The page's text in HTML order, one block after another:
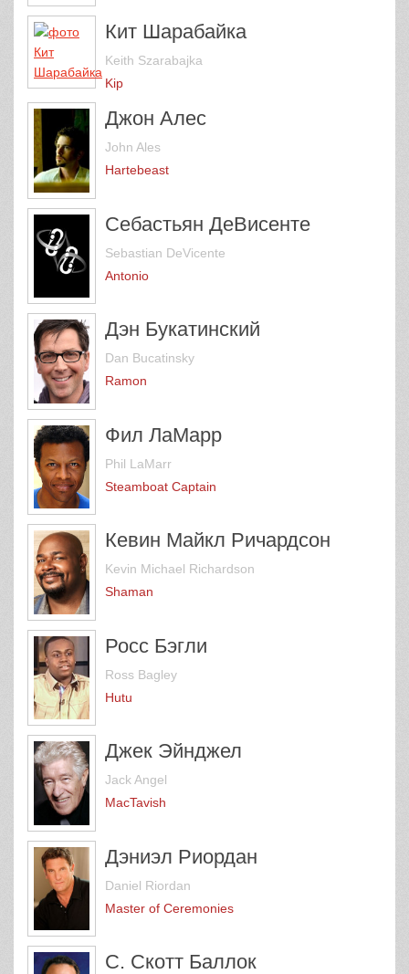
Кит Шарабайка
Keith Szarabajka
Kip
Джон Алес
John Ales
Hartebeast
Себастьян ДеВисенте
Sebastian DeVicente
Antonio
Дэн Букатинский
Dan Bucatinsky
Ramon
Фил ЛаМарр
Phil LaMarr
Steamboat Captain
Кевин Майкл Ричардсон
Kevin Michael Richardson
Shaman
Росс Бэгли
Ross Bagley
Hutu
Джек Эйнджел
Jack Angel
MacTavish
Дэниэл Риордан
Daniel Riordan
Master of Ceremonies
С. Скотт Баллок